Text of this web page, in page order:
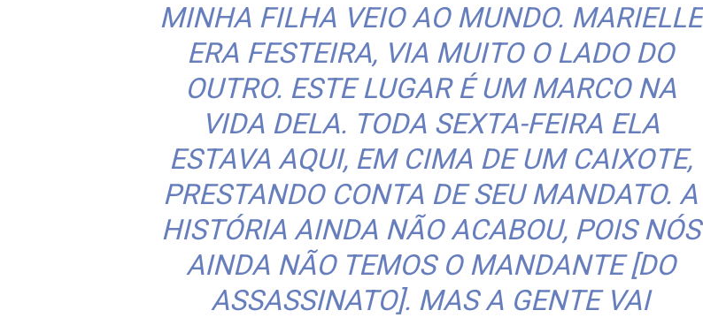
MINHA FILHA VEIO AO MUNDO. MARIELLE
ERA FESTEIRA, VIA MUITO O LADO DO
OUTRO. ESTE LUGAR É UM MARCO NA
VIDA DELA. TODA SEXTA-FEIRA ELA
ESTAVA AQUI, EM CIMA DE UM CAIXOTE,
PRESTANDO CONTA DE SEU MANDATO. A
HISTÓRIA AINDA NÃO ACABOU, POIS NÓS
AINDA NÃO TEMOS O MANDANTE [DO
ASSASSINATO]. MAS A GENTE VAI